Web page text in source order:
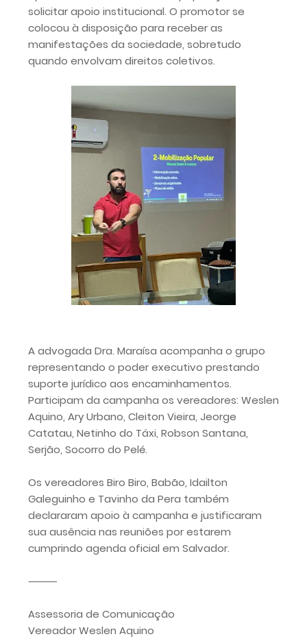
solicitar apoio institucional. O promotor se
colocou à disposição para receber as
manifestações da sociedade, sobretudo
quando envolvam direitos coletivos.
A advogada Dra. Maraísa acompanha o grupo
representando o poder executivo prestando
suporte jurídico aos encaminhamentos.
Participam da campanha os vereadores: Weslen
Aquino, Ary Urbano, Cleiton Vieira, Jeorge
Catatau, Netinho do Táxi, Robson Santana,
Serjão, Socorro do Pelé.
Os vereadores Biro Biro, Babão, Idailton
Galeguinho e Tavinho da Pera também
declararam apoio à campanha e justificaram
sua ausência nas reuniões por estarem
cumprindo agenda oficial em Salvador.
⸻
Assessoria de Comunicação
Vereador Weslen Aquino